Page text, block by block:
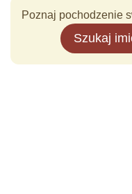
Poznaj pochodzenie
Szukaj